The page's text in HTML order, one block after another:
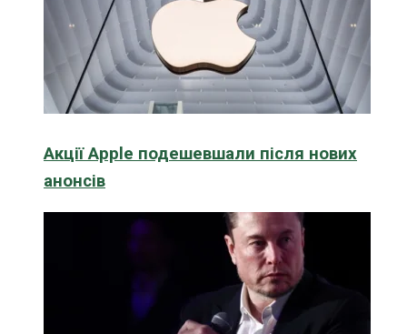
Акції Apple подешевшали після нових
анонсів